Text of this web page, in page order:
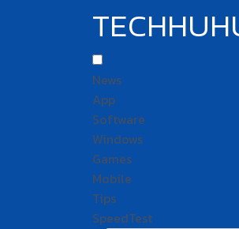
News
App
Software
Windows
Games
Mobile
Tips
SpeedTest